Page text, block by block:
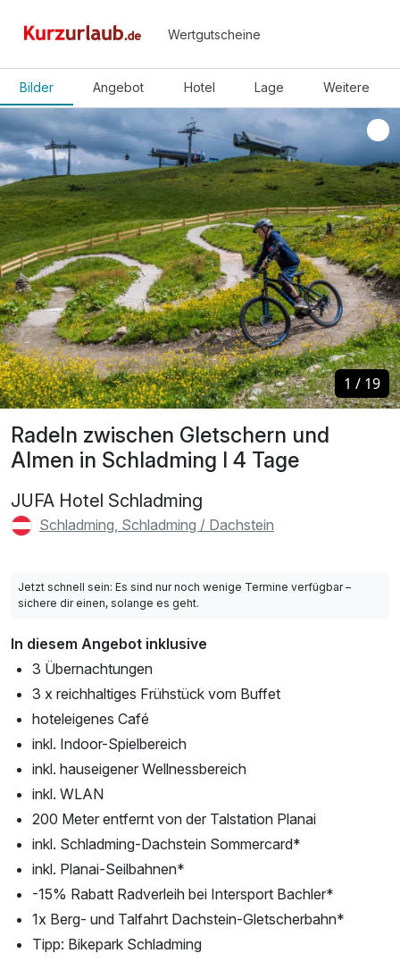
Wertgutscheine
Bilder Angebot Hotel Lage Weitere
Radeln zwischen Gletschern und
Almen in Schladming I 4 Tage
JUFA Hotel Schladming
Schladming, Schladming / Dachstein
1 / 19
1 / 19
Jetzt schnell sein: Es sind nur noch wenige Termine verfügbar –
sichere dir einen, solange es geht.
In diesem Angebot inklusive
3 Übernachtungen
3 x reichhaltiges Frühstück vom Buffet
hoteleigenes Café
inkl. Indoor-Spielbereich
inkl. hauseigener Wellnessbereich
inkl. WLAN
200 Meter entfernt von der Talstation Planai
inkl. Schladming-Dachstein Sommercard*
inkl. Planai-Seilbahnen*
-15% Rabatt Radverleih bei Intersport Bachler*
1x Berg- und Talfahrt Dachstein-Gletscherbahn*
Tipp: Bikepark Schladming